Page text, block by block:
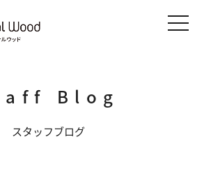
メニ
Blog
スタッフブログ